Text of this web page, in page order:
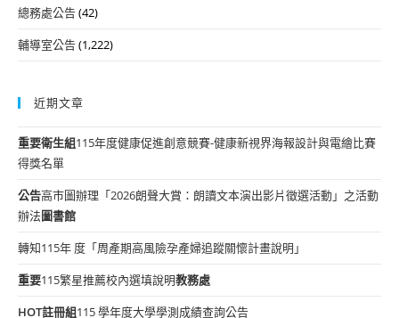
總務處公告(42)
輔導室公告(1,222)
近期文章
重要衛生組115年度健康促進創意競賽-健康新視界海報設計與電繪比賽
得獎名單
公告高市圖辦理「2026朗聲大賞：朗讀文本演出影片徵選活動」之活動
辦法圖書館
轉知115年 度「周產期高風險孕產婦追蹤關懷計畫說明」
重要115繁星推薦校內選填說明教務處
HOT註冊組115 學年度大學學測成績查詢公告